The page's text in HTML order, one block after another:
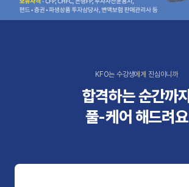
KFO는 수강생에게 진심이니까
합격하는 순간까지
풀-케어 해드려요